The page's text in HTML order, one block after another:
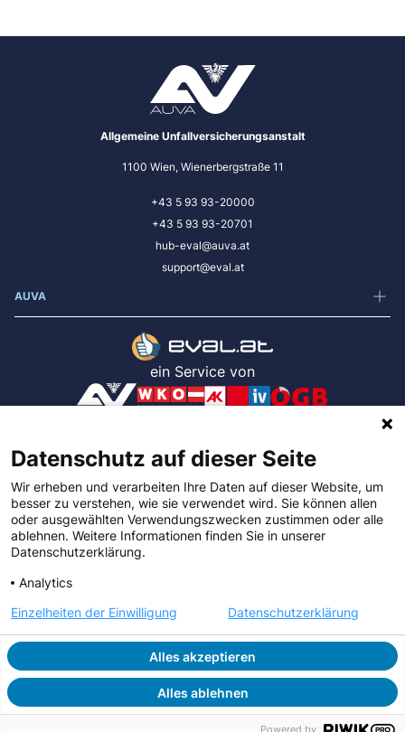
Allgemeine Unfallversicherungsanstalt
1100 Wien, Wienerbergstraße 11
+43 5 93 93-20000
+43 5 93 93-20701
hub-eval@auva.at
support@eval.at
AUVA
ein Service von
Copyright © 2026 Allgemeine Unfallversicherungsanstalt (AUVA)
Impressum
Datenschutz
Erklärung zur Barrierefreiheit
FacebookYoutubeLinkedin
Datenschutz auf dieser Seite
Wir erheben und verarbeiten Ihre Daten auf dieser Website, um
besser zu verstehen, wie sie verwendet wird. Sie können allen
oder ausgewählten Verwendungszwecken zustimmen oder alle
ablehnen. Weitere Informationen finden Sie in unserer
Datenschutzerklärung.
Analytics
Alles akzeptieren
Alles ablehnen
Einzelheiten der Einwilligung Datenschutzerklärung
Powered by